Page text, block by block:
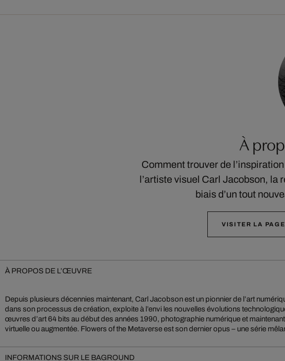
À
Comment trouver de
l’artiste visuel Carl Jacobson, la
biais d’un tout
VISITER LA
À PROPOS DE L’ŒUVRE
Depuis plusieurs décennies maintenant, Carl Jacobson est un pionnier de l’art
dans son processus de création, exploite à l’envi les nouvelles évolutions
œuvres d’art 64 bits au début des années 1990, photographie numérique et
virtuelle ou augmentée. Flowers of the Metaverse est son dernier opus – une série
éléments de peinture numérique, d’art procédural et d’intelligence artificielle dans des
florales hypnotiques et oniriques. Les œuvres rendent hommage à la peinture florale
INFORMATIONS SUR LE BAGROUND